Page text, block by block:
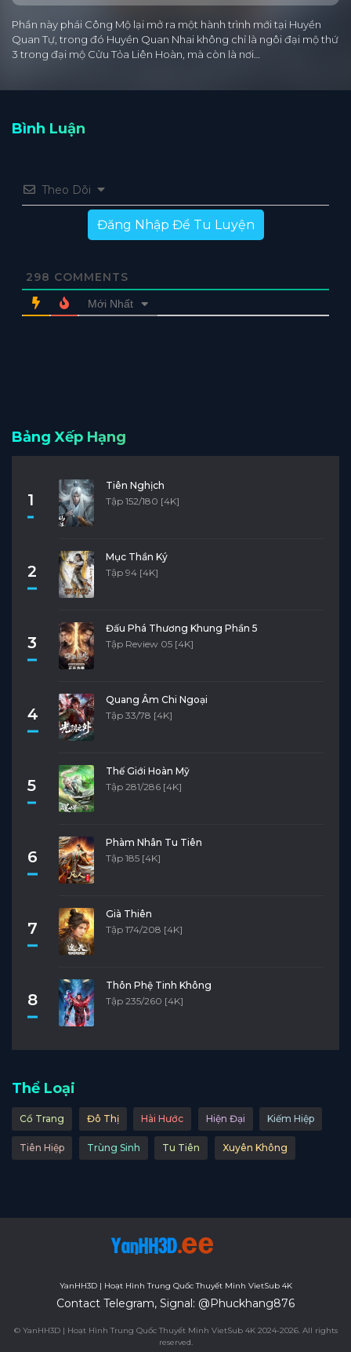
Phần này phái Công Mộ lại mở ra một hành trình mới tại Huyền
Quan Tự, trong đó Huyền Quan Nhai không chỉ là ngôi đại mộ thứ
3 trong đại mộ Cửu Tỏa Liên Hoàn, mà còn là nơi…
Bình Luận
Theo Dõi
Đăng Nhập Để Tu Luyện
298 COMMENTS
Mới Nhất
Bảng Xếp Hạng
1
Tiên Nghịch
Tập 152/180 [4K]
2
Mục Thần Ký
Tập 94 [4K]
3
Đấu Phá Thương Khung Phần 5
Tập Review 05 [4K]
4
Quang Âm Chi Ngoại
Tập 33/78 [4K]
5
Thế Giới Hoàn Mỹ
Tập 281/286 [4K]
6
Phàm Nhân Tu Tiên
Tập 185 [4K]
7
Già Thiên
Tập 174/208 [4K]
8
Thôn Phệ Tinh Không
Tập 235/260 [4K]
Thể Loại
Cổ Trang Đô Thị Hài Hước Hiện Đại Kiếm Hiệp
Tiên Hiệp Trùng Sinh Tu Tiên Xuyên Không
YanHH3D | Hoạt Hình Trung Quốc Thuyết Minh VietSub 4K
Contact Telegram, Signal: @Phuckhang876
© YanHH3D | Hoạt Hình Trung Quốc Thuyết Minh VietSub 4K 2024-2026. All rights
reserved.